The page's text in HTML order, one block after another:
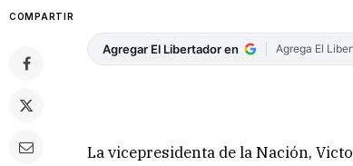
COMPARTIR
Agregar El Libertador en Agrega El
La vicepresidenta de la Nación,